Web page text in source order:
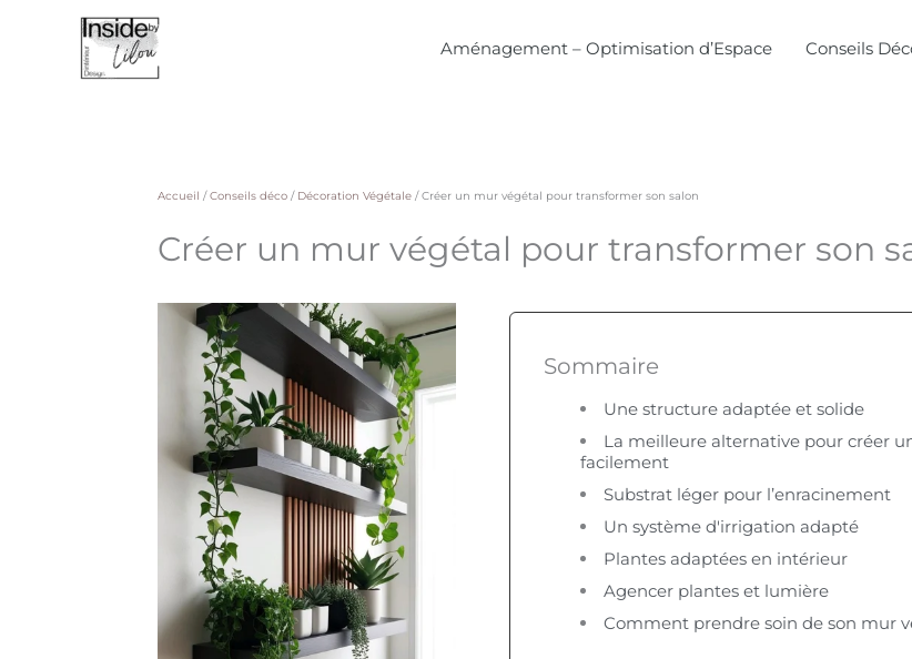
Aménagement – Optimisation d’Espace Conseils
Accueil /Conseils déco / Décoration Végétale /Créer un mur végétal pour transformer son salon
Créer un mur végétal pour transformer son
Sommaire
Une structure adaptée et solide
La meilleure alternative pour créer
facilement
Substrat léger pour l’enracinement
Un système d'irrigation adapté
Plantes adaptées en intérieur
Agencer plantes et lumière
Comment prendre soin de son mur